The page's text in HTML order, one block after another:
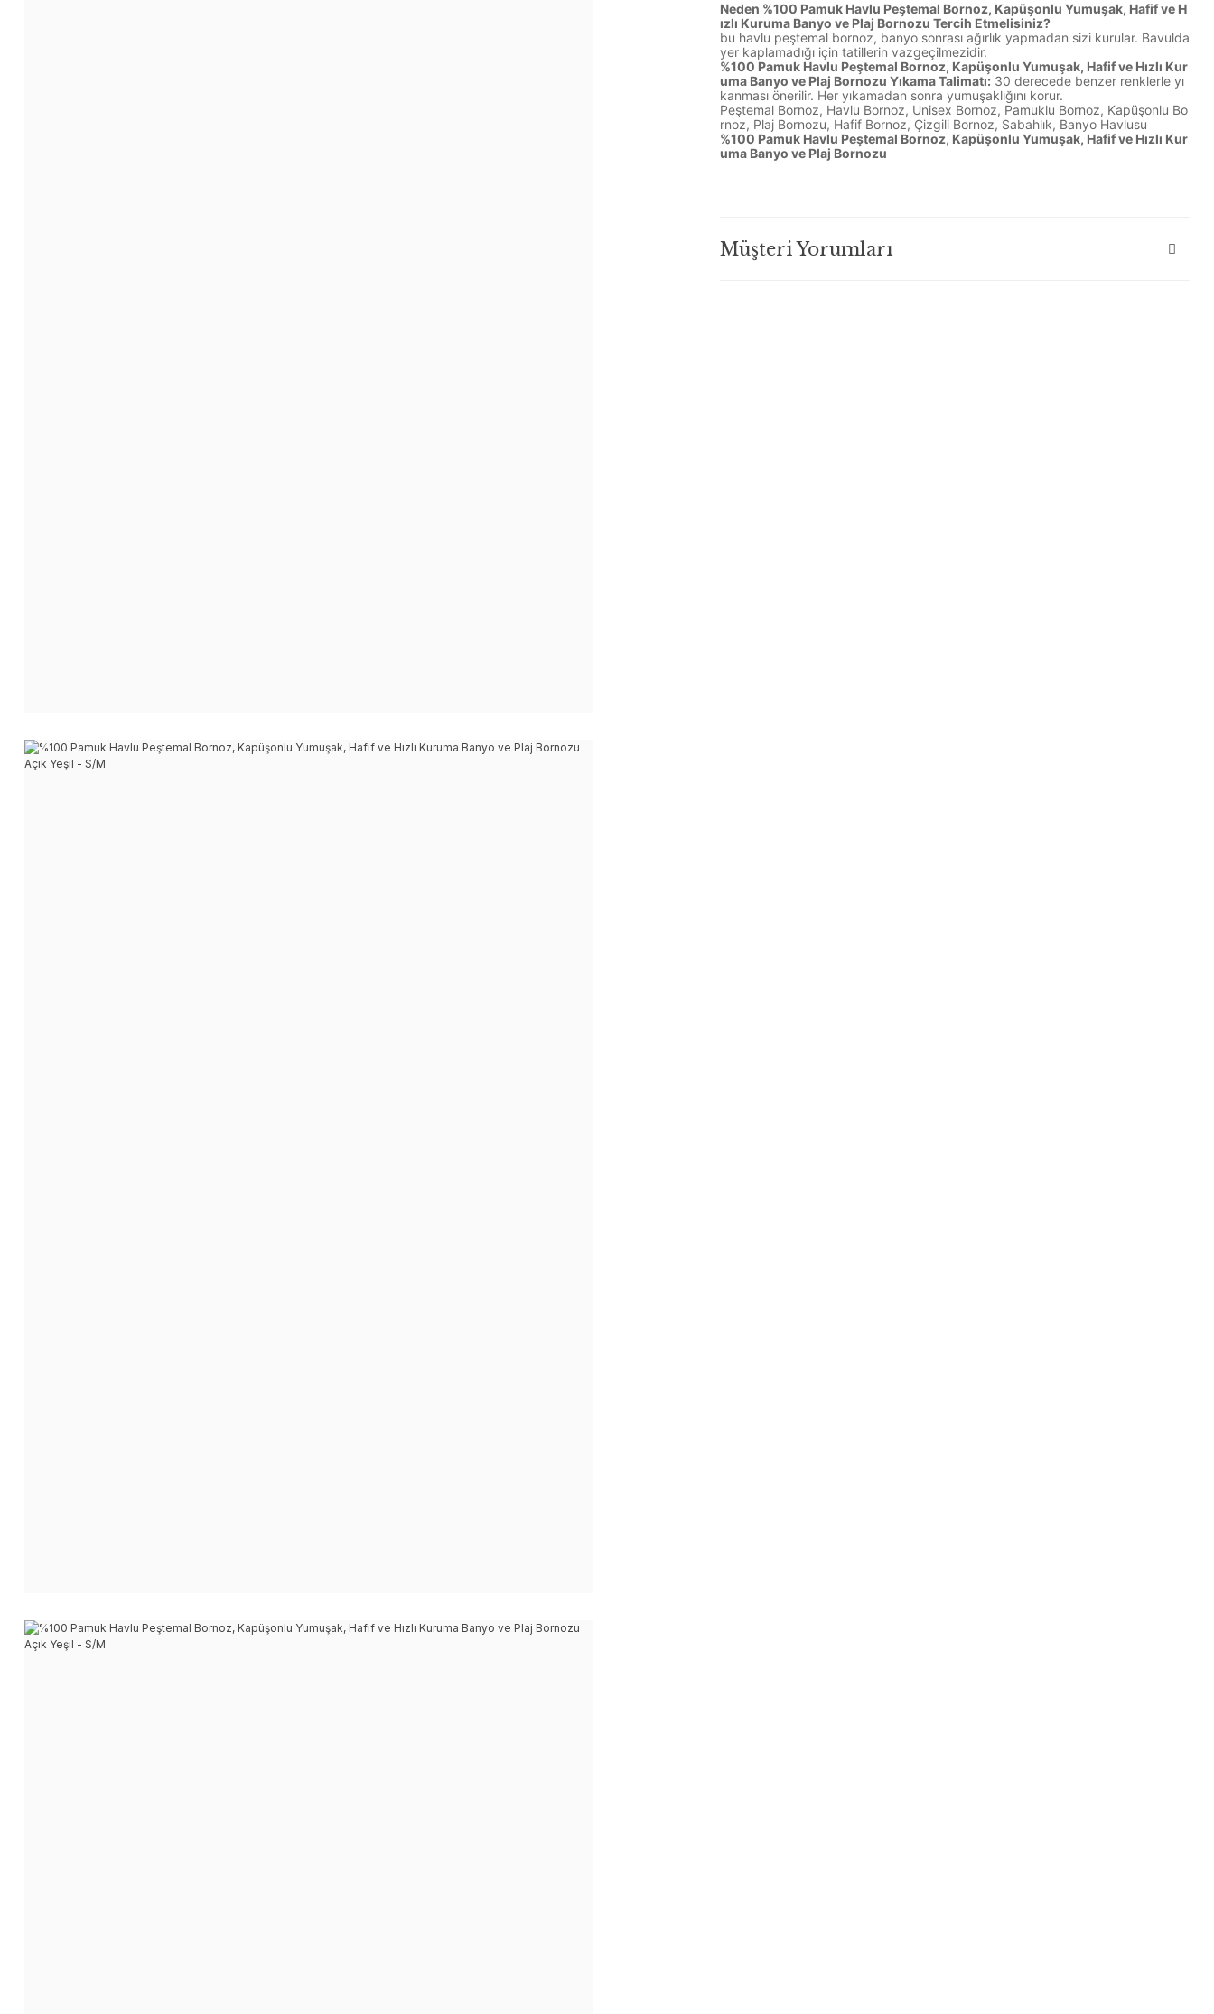
Neden %100 Pamuk Havlu Peştemal Bornoz, Kapüşonlu Yumuşak, Hafif ve H
ızlı Kuruma Banyo ve Plaj Bornozu Tercih Etmelisiniz?
bu havlu peştemal bornoz, banyo sonrası ağırlık yapmadan sizi kurular. Bavulda
yer kaplamadığı için tatillerin vazgeçilmezidir.
%100 Pamuk Havlu Peştemal Bornoz, Kapüşonlu Yumuşak, Hafif ve Hızlı Kur
uma Banyo ve Plaj Bornozu Yıkama Talimatı: 30 derecede benzer renklerle yı
kanması önerilir. Her yıkamadan sonra yumuşaklığını korur.
Peştemal Bornoz, Havlu Bornoz, Unisex Bornoz, Pamuklu Bornoz, Kapüşonlu Bo
rnoz, Plaj Bornozu, Hafif Bornoz, Çizgili Bornoz, Sabahlık, Banyo Havlusu
%100 Pamuk Havlu Peştemal Bornoz, Kapüşonlu Yumuşak, Hafif ve Hızlı Kur
uma Banyo ve Plaj Bornozu
Müşteri Yorumları